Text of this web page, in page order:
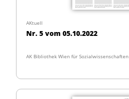
AKtuell
Nr. 5 vom 05.10.2022
AK Bibliothek Wien für Sozialwissenschaften